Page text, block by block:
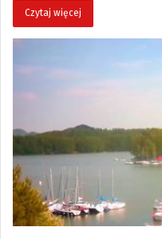
Czytaj więcej